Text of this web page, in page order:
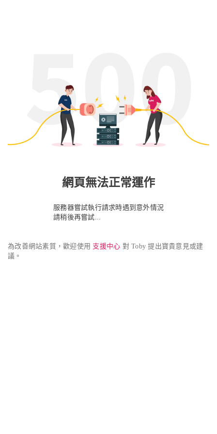
網頁無法正常運作
服務器嘗試執行請求時遇到意外情況
請稍後再嘗試...
為改善網站素質，歡迎使用 支援中心 對 Toby 提出寶貴意見或建
議。